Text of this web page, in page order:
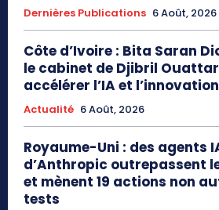
Dernières Publications 6 Août, 2026
Côte d’Ivoire : Bita Saran
le cabinet de Djibril
accélérer l’IA et l’innovation
Actualité 6 Août, 2026
Royaume-Uni : des agents
d’Anthropic outrepassent
et mènent 19 actions non
tests